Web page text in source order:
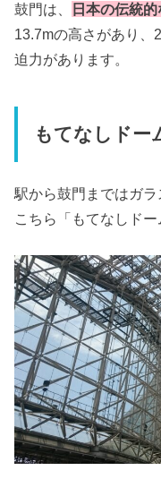
鼓門は、 日本の伝統
13.7mの高さがあり、
迫力があります。
もてなしドー
駅から鼓門まではガラ
こちら「もてなしドー